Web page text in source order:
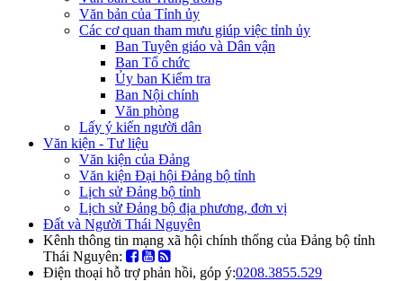
Văn bản của Tỉnh ủy
Các cơ quan tham mưu giúp việc tỉnh ủy
Ban Tuyên giáo và Dân vận
Ban Tổ chức
Ủy ban Kiểm tra
Ban Nội chính
Văn phòng
Lấy ý kiến người dân
Văn kiện - Tư liệu
Văn kiện của Đảng
Văn kiện Đại hội Đảng bộ tỉnh
Lịch sử Đảng bộ tỉnh
Lịch sử Đảng bộ địa phương, đơn vị
Đất và Người Thái Nguyên
Kênh thông tin mạng xã hội chính thống của Đảng bộ tỉnh
Thái Nguyên:
Điện thoại hỗ trợ phản hồi, góp ý:0208.3855.529